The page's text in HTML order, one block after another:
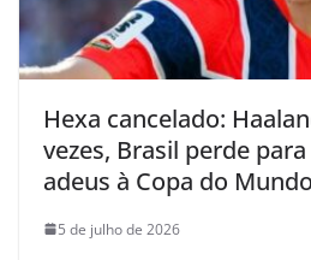
Hexa cancelado:
vezes, Brasil perde
adeus à Copa do Mundo
5 de julho de 2026